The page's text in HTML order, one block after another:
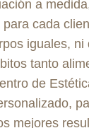
a
cada
iguales, ni
tanto
de
mejores